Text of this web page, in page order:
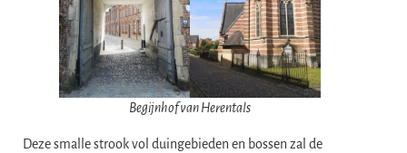
Begijnhof van Herentals
Deze smalle strook vol duingebieden en bossen zal de